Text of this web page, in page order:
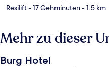
Resilift- 17 Gehminuten- 1.5 km
Mehr zu dieser
Burg Hotel